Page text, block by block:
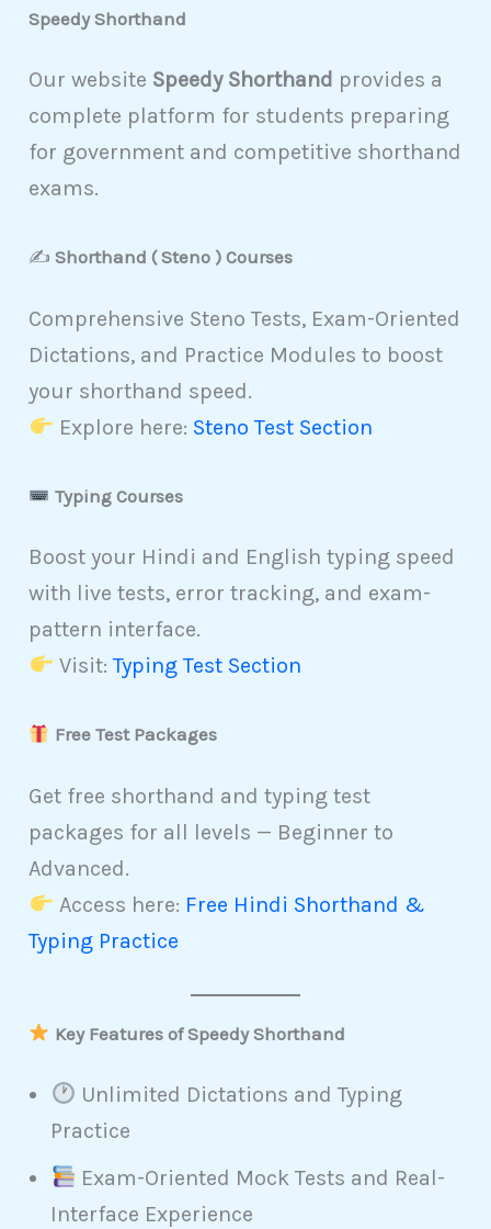
Speedy Shorthand
Our website Speedy Shorthand provides a
complete platform for students preparing
for government and competitive shorthand
exams.
✍️Shorthand ( Steno ) Courses
Comprehensive Steno Tests, Exam-Oriented
Dictations, and Practice Modules to boost
your shorthand speed.
Explore here: Steno Test Section
Typing Courses
Boost your Hindi and English typing speed
with live tests, error tracking, and exam-
pattern interface.
Visit: Typing Test Section
Free Test Packages
Get free shorthand and typing test
packages for all levels — Beginner to
Advanced.
Access here: Free Hindi Shorthand &
Typing Practice
Key Features of Speedy Shorthand
Unlimited Dictations and Typing
Practice
Exam-Oriented Mock Tests and Real-
Interface Experience